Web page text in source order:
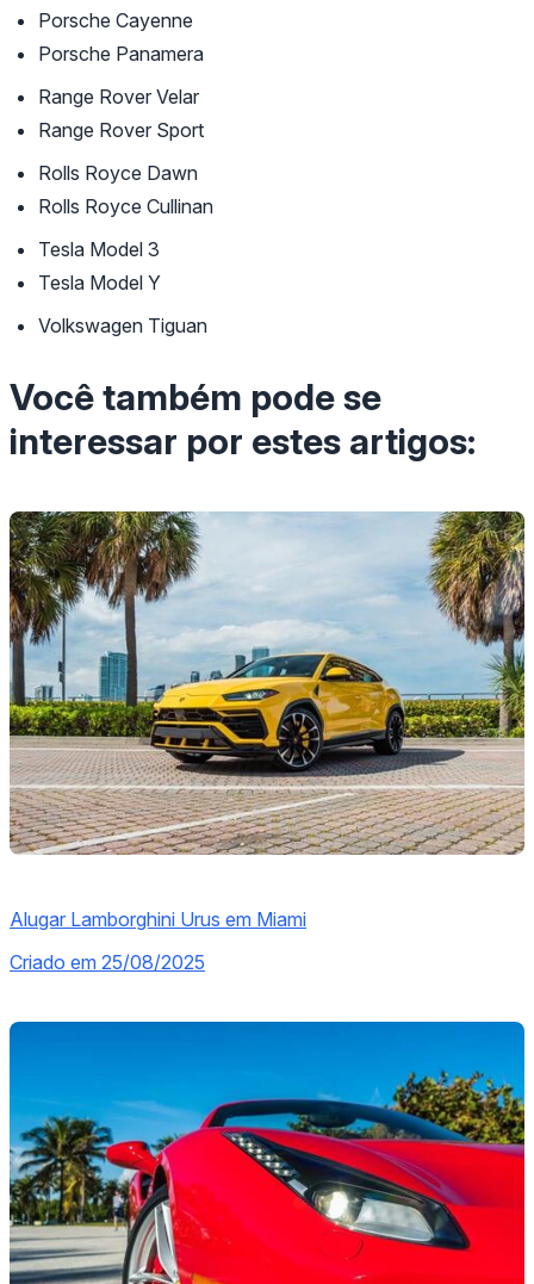
Porsche Cayenne
Porsche Panamera
Range Rover Velar
Range Rover Sport
Rolls Royce Dawn
Rolls Royce Cullinan
Tesla Model 3
Tesla Model Y
Volkswagen Tiguan
Você também pode se
interessar por estes artigos:
Alugar Lamborghini Urus em Miami
Criado em 25/08/2025